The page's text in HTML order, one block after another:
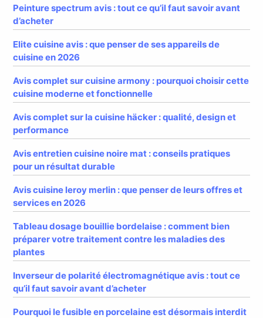
Peinture spectrum avis : tout ce qu’il faut savoir avant
d’acheter
Elite cuisine avis : que penser de ses appareils de
cuisine en 2026
Avis complet sur cuisine armony : pourquoi choisir cette
cuisine moderne et fonctionnelle
Avis complet sur la cuisine häcker : qualité, design et
performance
Avis entretien cuisine noire mat : conseils pratiques
pour un résultat durable
Avis cuisine leroy merlin : que penser de leurs offres et
services en 2026
Tableau dosage bouillie bordelaise : comment bien
préparer votre traitement contre les maladies des
plantes
Inverseur de polarité électromagnétique avis : tout ce
qu’il faut savoir avant d’acheter
Pourquoi le fusible en porcelaine est désormais interdit